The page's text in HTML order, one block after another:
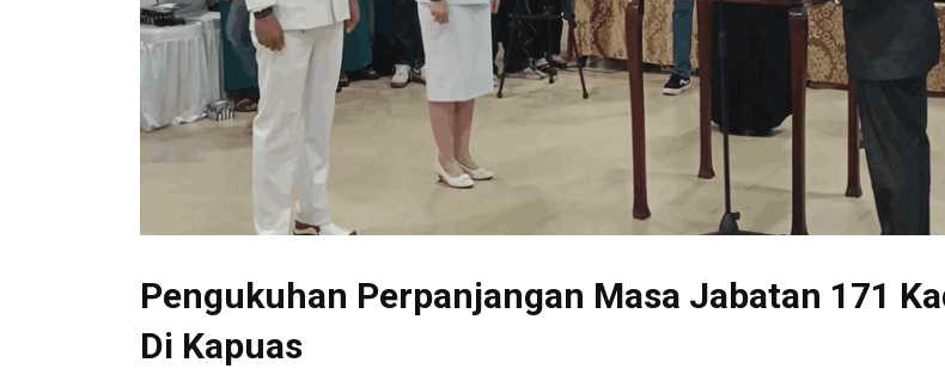
Pengukuhan Perpanjangan Masa Jabatan 171
Di Kapuas